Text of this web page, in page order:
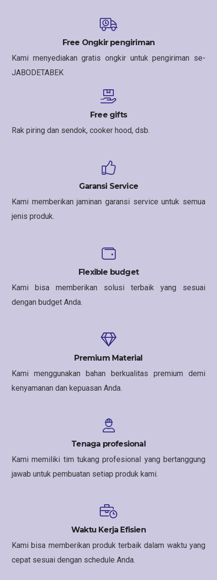
Free Ongkir pengiriman
Kami menyediakan gratis ongkir untuk pengiriman se-
JABODETABEK
Free gifts
Rak piring dan sendok, cooker hood, dsb.
Garansi Service
Kami memberikan jaminan garansi service untuk semua
jenis produk.
Flexible budget
Kami bisa memberikan solusi terbaik yang sesuai
dengan budget Anda.
Premium Material
Kami menggunakan bahan berkualitas premium demi
kenyamanan dan kepuasan Anda.
Tenaga profesional
Kami memiliki tim tukang profesional yang bertanggung
jawab untuk pembuatan setiap produk kami.
Waktu Kerja Efisien
Kami bisa memberikan produk terbaik dalam waktu yang
cepat sesuai dengan schedule Anda.